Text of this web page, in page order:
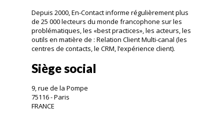
Depuis 2000, En-Contact informe régulièrement plus
de 25 000 lecteurs du monde francophone sur les
problématiques, les «best practices», les acteurs, les
outils en matière de : Relation Client Multi-canal (les
centres de contacts, le CRM, l’expérience client).
Siège social
9, rue de la Pompe
75116 - Paris
FRANCE